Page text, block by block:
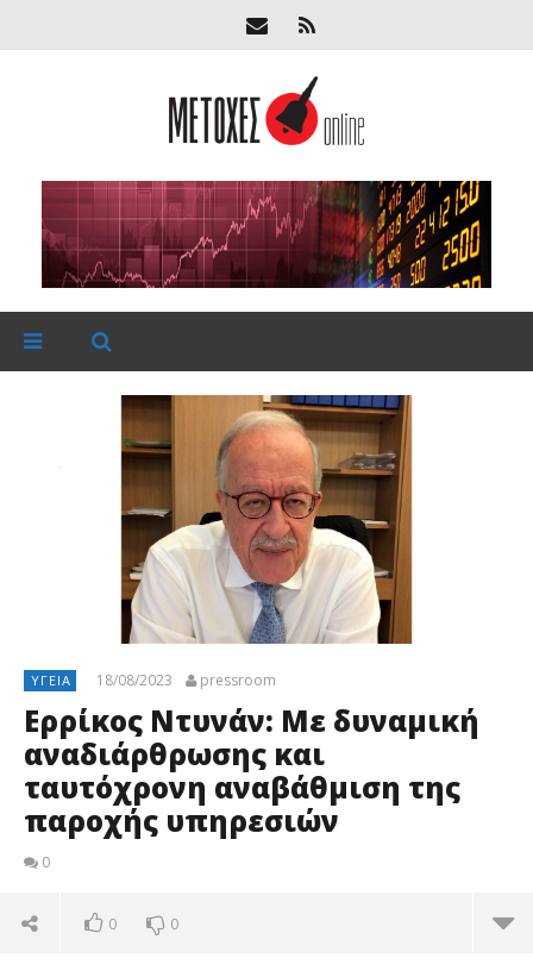
ΥΓΕΊΑ 18/08/2023 pressroom
Ερρίκος Ντυνάν: Με δυναμική
αναδιάρθρωσης και
ταυτόχρονη αναβάθμιση της
παροχής υπηρεσιών
0
0 0